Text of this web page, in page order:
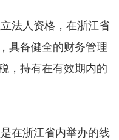
人资格，在浙江省
具备健全的财务管理
，持有在有效期内的
浙江省内举办的线